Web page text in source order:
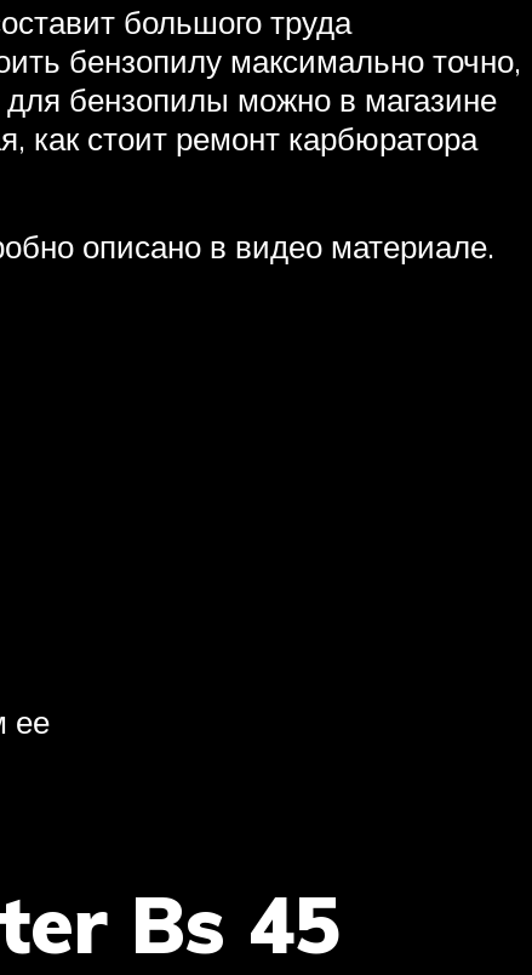
большого труда
бензопилу максимально точно,
для бензопилы можно в магазине
как стоит ремонт карбюратора
описано в видео материале.
ее
Bs 45